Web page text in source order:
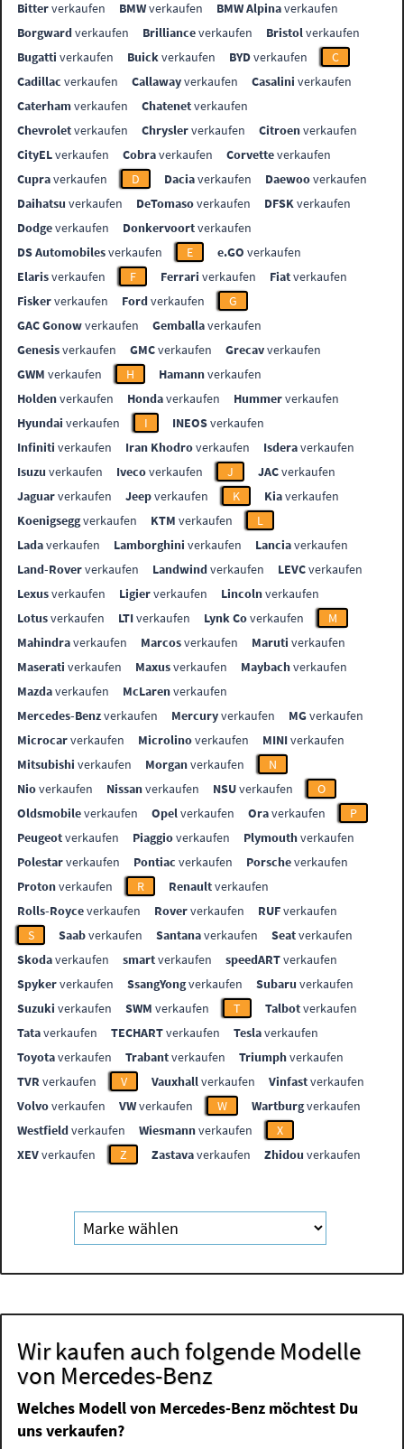
Bitterverkaufen BMWverkaufen BMW Alpinaverkaufen
Borgwardverkaufen Brillianceverkaufen Bristolverkaufen
Bugatti verkaufen Buickverkaufen BYDverkaufen
C
Cadillac verkaufen Callawayverkaufen Casalini verkaufen
Caterhamverkaufen Chatenetverkaufen
Chevroletverkaufen Chryslerverkaufen Citroenverkaufen
CityELverkaufen Cobraverkaufen Corvetteverkaufen
Cupraverkaufen D Daciaverkaufen Daewooverkaufen
Daihatsu verkaufen DeTomasoverkaufen DFSKverkaufen
Dodgeverkaufen Donkervoortverkaufen
DS Automobilesverkaufen E e.GO verkaufen
Elarisverkaufen F Ferrari verkaufen Fiatverkaufen
Fiskerverkaufen Fordverkaufen
G
GAC Gonowverkaufen Gemballaverkaufen
Genesisverkaufen GMCverkaufen Grecavverkaufen
GWM verkaufen H Hamannverkaufen
Holdenverkaufen Hondaverkaufen Hummerverkaufen
Hyundai verkaufen I INEOSverkaufen
Infiniti verkaufen Iran Khodroverkaufen Isderaverkaufen
Isuzu verkaufen Ivecoverkaufen J JACverkaufen
Jaguarverkaufen Jeepverkaufen K Kiaverkaufen
Koenigseggverkaufen KTM verkaufen
L
Ladaverkaufen Lamborghini verkaufen Lanciaverkaufen
Land-Roververkaufen Landwindverkaufen LEVCverkaufen
Lexusverkaufen Ligierverkaufen Lincolnverkaufen
Lotusverkaufen LTIverkaufen Lynk Coverkaufen
M
Mahindraverkaufen Marcosverkaufen Maruti verkaufen
Maserati verkaufen Maxusverkaufen Maybachverkaufen
Mazdaverkaufen McLarenverkaufen
Mercedes-Benzverkaufen Mercuryverkaufen MGverkaufen
Microcarverkaufen Microlinoverkaufen MINIverkaufen
Mitsubishi verkaufen Morganverkaufen
N
Nioverkaufen Nissanverkaufen NSUverkaufen
O
Oldsmobileverkaufen Opelverkaufen Oraverkaufen
P
Peugeotverkaufen Piaggioverkaufen Plymouthverkaufen
Polestarverkaufen Pontiac verkaufen Porscheverkaufen
Protonverkaufen R Renaultverkaufen
Rolls-Royceverkaufen Roververkaufen RUFverkaufen
S
Saabverkaufen Santanaverkaufen Seatverkaufen
Skodaverkaufen smartverkaufen speedARTverkaufen
Spykerverkaufen SsangYongverkaufen Subaru verkaufen
Suzuki verkaufen SWM verkaufen T Talbotverkaufen
Tataverkaufen TECHARTverkaufen Teslaverkaufen
Toyotaverkaufen Trabantverkaufen Triumphverkaufen
TVR verkaufen V Vauxhallverkaufen Vinfastverkaufen
Volvoverkaufen VWverkaufen W Wartburgverkaufen
Westfieldverkaufen Wiesmannverkaufen
X
XEVverkaufen Z Zastavaverkaufen Zhidou verkaufen
Wir kaufen auch folgende Modelle
von Mercedes-Benz
Welches Modell von Mercedes-Benz möchtest Du
uns verkaufen?